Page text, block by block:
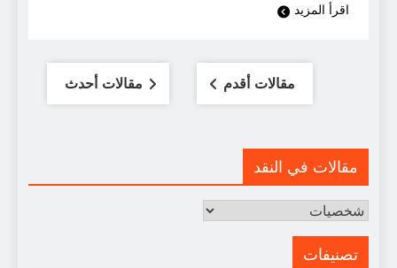
اقرأ المزيد
المقالات
مقالات أقدم مقالات أحدث
مقالات في النقد
مقالات
النقد
تصنيفات